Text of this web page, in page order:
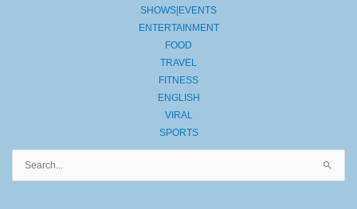
SHOWS|EVENTS
ENTERTAINMENT
FOOD
TRAVEL
FITNESS
ENGLISH
VIRAL
SPORTS